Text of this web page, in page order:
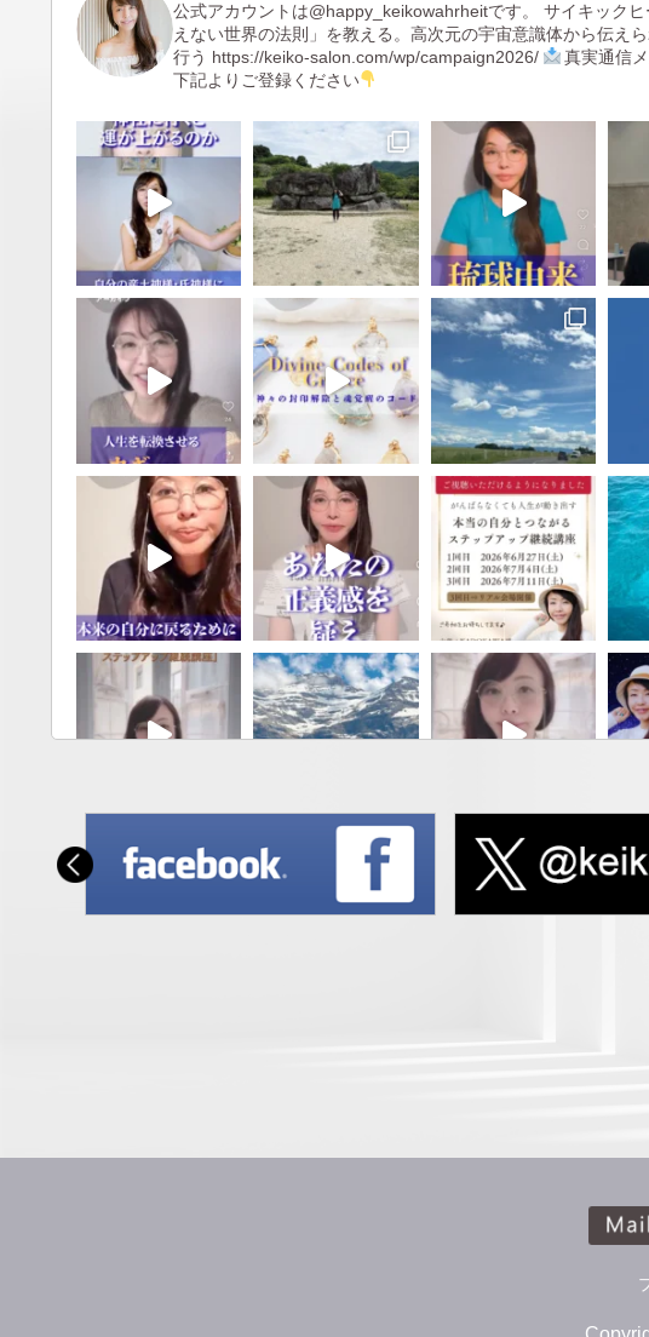
公式アカウントは@happy_keikowahrheitです。 サイキックヒ
えない世界の法則」を教える。高次元の宇宙意識体から伝え
行う https://keiko-salon.com/wp/campaign2026/
真実通信
下記よりご登録ください